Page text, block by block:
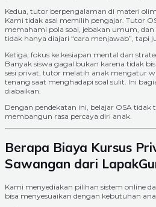
Kedua, tutor berpengalaman di materi
Kami tidak asal memilih pengajar. Tutor
memahami pola soal, jebakan umum,
tidak hanya diajari “cara menjawab”, tapi
Ketiga, fokus ke kesiapan mental dan
Banyak siswa gagal bukan karena tidak
sesi privat, tutor melatih anak mengatur
tenang saat menghadapi soal sulit. Ini
diabaikan.
Dengan pendekatan ini, belajar OSA tidak
membangun rasa percaya diri anak.
Berapa Biaya Kursus
Sawangan dari
Kami menyediakan pilihan sistem online
bisa menyesuaikan dengan kebutuhan